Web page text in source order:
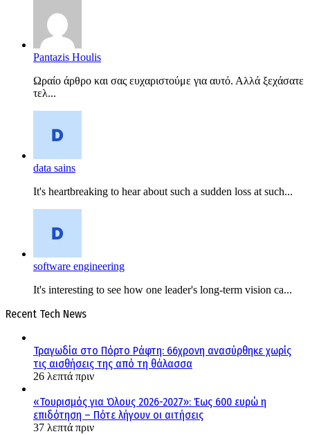
Pantazis Houlis
Ωραίο άρθρο και σας ευχαριστούμε για αυτό. Αλλά ξεχάσατε
τελ...
data sains
It's heartbreaking to hear about such a sudden loss at such...
software engineering
It's interesting to see how one leader's long-term vision ca...
Recent Tech News
Τραγωδία στο Πόρτο Ράφτη: 66χρονη ανασύρθηκε χωρίς
τις αισθήσεις της από τη θάλασσα
26 λεπτά πριν
«Τουρισμός για Όλους 2026-2027»: Έως 600 ευρώ η
επιδότηση – Πότε λήγουν οι αιτήσεις
37 λεπτά πριν